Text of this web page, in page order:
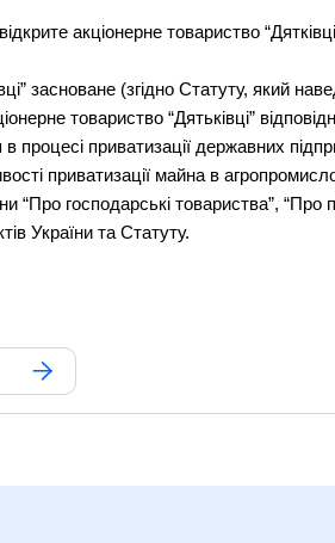
акціонерне товариство
засноване (згідно Статуту, який
товариство “Дятьківці”
приватизації державних
приватизації майна в
“Про господарські товариства”,
України та Статуту.